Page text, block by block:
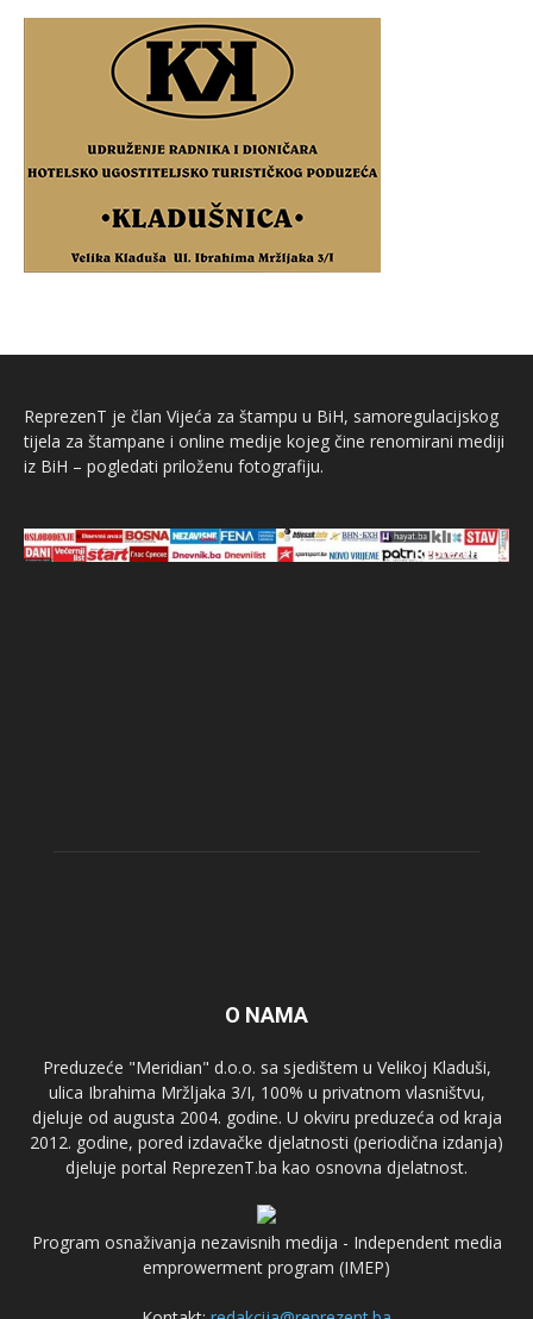
ReprezenT je član Vijeća za štampu u BiH, samoregulacijskog
tijela za štampane i online medije kojeg čine renomirani mediji
iz BiH – pogledati priloženu fotografiju.
O NAMA
Preduzeće "Meridian" d.o.o. sa sjedištem u Velikoj Kladuši,
ulica Ibrahima Mržljaka 3/I, 100% u privatnom vlasništvu,
djeluje od augusta 2004. godine. U okviru preduzeća od kraja
2012. godine, pored izdavačke djelatnosti (periodična izdanja)
djeluje portal ReprezenT.ba kao osnovna djelatnost.
Program osnaživanja nezavisnih medija - Independent media
emprowerment program (IMEP)